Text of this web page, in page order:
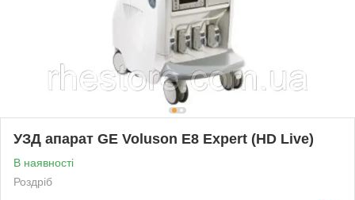
УЗД апарат GE Voluson E8 Expert (HD Live)
В наявності
Роздріб